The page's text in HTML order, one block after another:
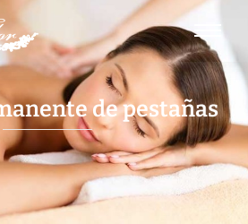
de pestañas